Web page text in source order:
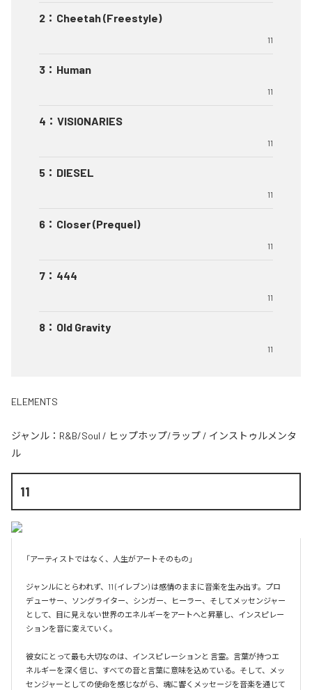
2 ： Cheetah (Freestyle)
11
3 ： Human
11
4 ： VISIONARIES
11
5 ： DIESEL
11
6 ： Closer (Prequel)
11
7 ： 444
11
8 ： Old Gravity
11
ELEMENTS
ジャンル： R&B/Soul / ヒップホップ/ラップ / インストゥルメンタ
ル
11
「アーティストではなく、人生がアートそのもの」
ジャンルにとらわれず、11 (イレブン) は感情のままに音楽を生み出す。プロ
デューサー、ソングライター、シンガー、ヒーラー、そしてメッセンジャー
として、目に見えない世界のエネルギーをアートへと昇華し、インスピレー
ションを音に変えていく。
彼女にとって最も大切なのは、インスピレーションと 言霊。言葉が持つエ
ネルギーを深く信じ、すべての音と言葉に意味を込めている。そして、メッ
センジャーとしての使命を感じながら、魂に響くメッセージを音楽を通じて